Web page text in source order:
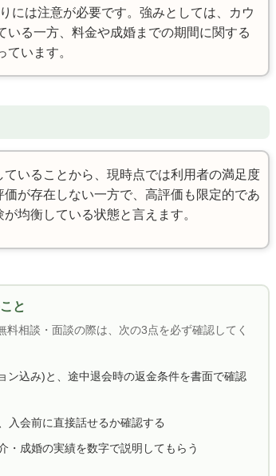
には注意が必要です。強みとしては、カウ
る一方、料金や成婚までの期間に関する
います。
いることから、現時点では利用者の満足度
が存在しない一方で、高評価も限定的であ
均衡している状態と言えます。
と
相談・面談の際は、次の3点を必ず確認してく
込み)と、途中退会時の返金条件を書面で確認
会前に直接話せるか確認する
成婚の実績を数字で説明してもらう